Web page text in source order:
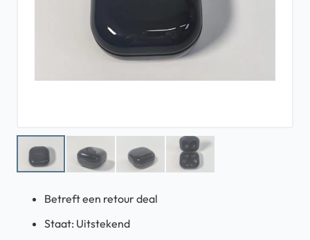
Betreft een retour deal
Staat: Uitstekend